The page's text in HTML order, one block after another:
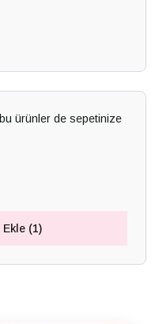
ürünler de sepetinize
(1)